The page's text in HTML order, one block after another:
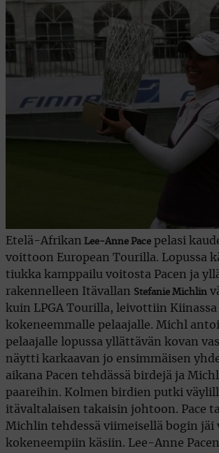
Etelä-Afrikan Lee-Anne Pace pelasi
voittoon European Tourilla. Lopussa
tiukka kamppailu voitosta Pacen ja
rakennelleen Itävallan Stefanie Michlin
kuin LPGA Tourilla, leivottiin
kokeneemmalle pelaajalle. Michl
pelaajalle lopussa yllättävän kovan
näytti karkaavan jo ensimmäisen
aikana Pacen tehdässä birdejä ja
paareihin. Kolmen birdien putki
itävaltalaisen takaisin johtoon. Pace
Michlin tehdessä viimeisellä bogin jäi
kokeneempiin käsiin. Lee-Anne